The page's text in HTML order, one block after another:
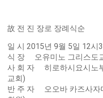
故 전 진 장로 장례식순
일 시 2015년 9월 5일 12시
식 장 오유미노 그리스도
사 회 자 히로하시요시노
교회)
반 주 자 오오바 카즈사자